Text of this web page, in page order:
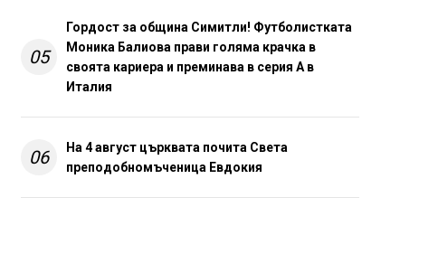
05
Гордост за община Симитли! Футболистката
Моника Балиова прави голяма крачка в
своята кариера и преминава в серия А в
Италия
06
На 4 август църквата почита Света
преподобномъченица Евдокия